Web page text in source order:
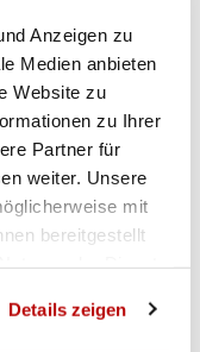
Anzeigen zu
Medien anbieten
Website zu
zu Ihrer
Partner für
weiter. Unsere
mit
bereitgestellt
Details zeigen
Öffentlichkeit
in
dem
mit einem
Trainings
in